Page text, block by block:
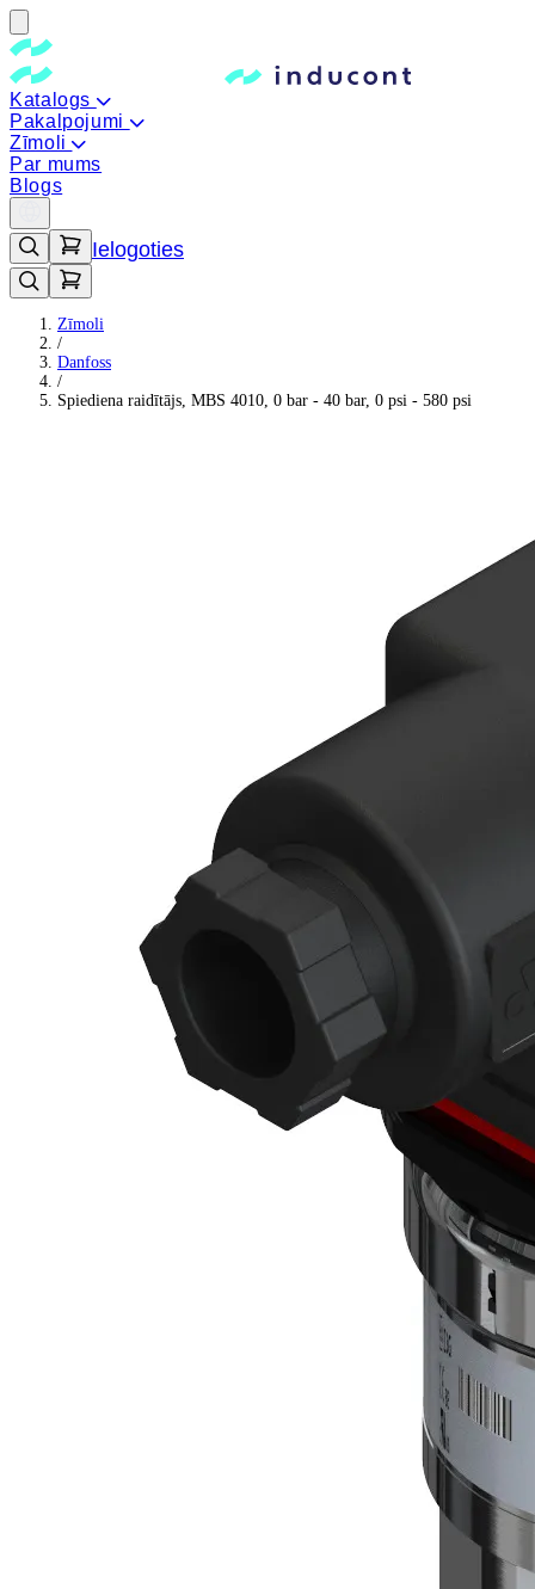
Katalogs
Pakalpojumi
Zīmoli
Par mums
Blogs
Ielogoties
Zīmoli
/
Danfoss
/
Spiediena raidītājs, MBS 4010, 0 bar - 40 bar, 0 psi - 580 psi